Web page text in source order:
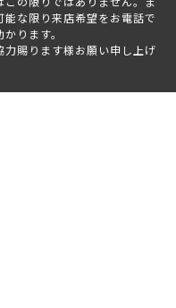
な限り来店希望をお電話で
ります。
賜ります様お願い申し上げ